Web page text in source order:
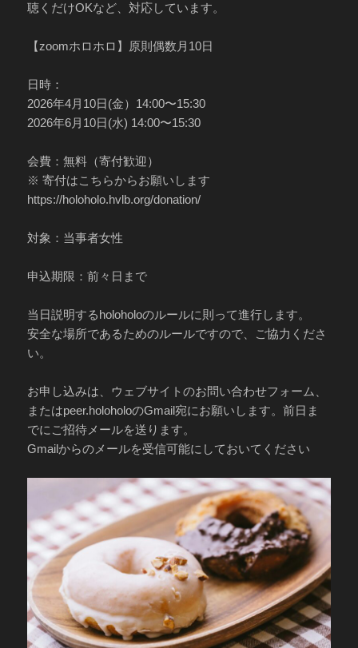
聴くだけOKなど、対応しています。
【zoomホロホロ】原則偶数月10日
日時：
2026年4月10日(金）14:00〜15:30
2026年6月10日(水) 14:00〜15:30
会費：無料（寄付歓迎）
※ 寄付はこちらからお願いします
https://holoholo.hvlb.org/donation/
対象：当事者女性
申込期限：前々日まで
当日説明するholoholoのルールに則って進行します。
安全な場所であるためのルールですので、ご協力くださ
い。
お申し込みは、ウェブサイトのお問い合わせフォーム、
またはpeer.holoholoのGmail宛にお願いします。前日ま
でにご招待メールを送ります。
Gmailからのメールを受信可能にしておいてください